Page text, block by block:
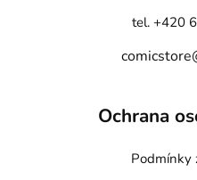
tel. +420
Ochrana
Podmínky